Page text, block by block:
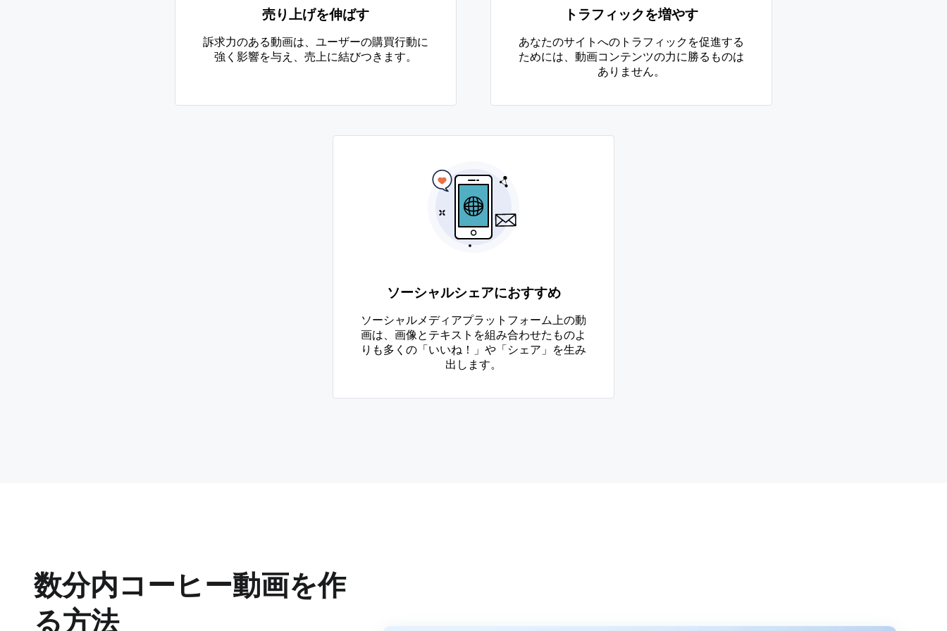
売り上げを伸ばす
訴求力のある動画は、ユーザーの購買行動に
強く影響を与え、売上に結びつきます。
トラフィックを増やす
あなたのサイトへのトラフィックを促進する
ためには、動画コンテンツの力に勝るものは
ありません。
ソーシャルシェアにおすすめ
ソーシャルメディアプラットフォーム上の動
画は、画像とテキストを組み合わせたものよ
りも多くの「いいね！」や「シェア」を生み
出します。
数分内コーヒー動画を作
る方法